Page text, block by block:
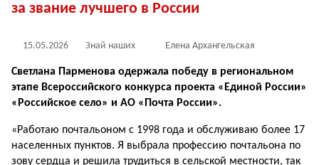
за звание лучшего в России
15.05.2026 Знай наших Елена Архангельская
Светлана Парменова одержала победу в региональном
этапе Всероссийского конкурса проекта «Единой России»
«Российское село» и АО «Почта России».
«Работаю почтальоном с 1998 года и обслуживаю более 17
населенных пунктов. Я выбрала профессию почтальона по
зову сердца и решила трудиться в сельской местности, так